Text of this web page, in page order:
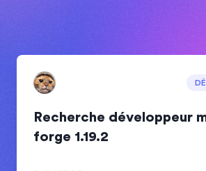
Recherche développeur
forge 1.19.2